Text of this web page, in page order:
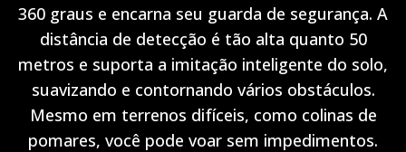
360 graus e encarna seu guarda de segurança. A
distância de detecção é tão alta quanto 50
metros e suporta a imitação inteligente do solo,
suavizando e contornando vários obstáculos.
Mesmo em terrenos difíceis, como colinas de
pomares, você pode voar sem impedimentos.